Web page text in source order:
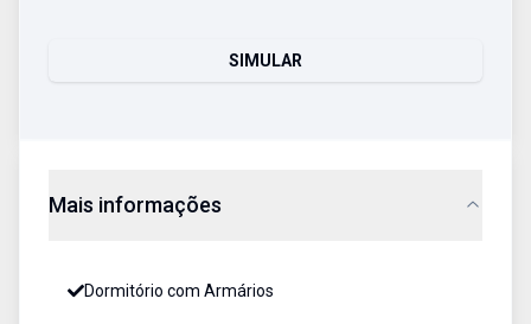
SIMULAR
Mais informações
Dormitório com Armários